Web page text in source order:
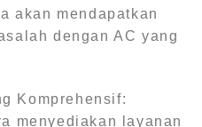
akan mendapatkan
dengan AC yang
Komprehensif:
menyediakan layanan